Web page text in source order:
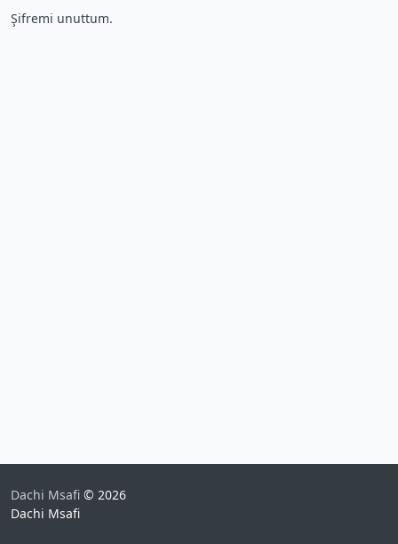
Şifremi unuttum.
Dachi Msafi © 2026
Dachi Msafi